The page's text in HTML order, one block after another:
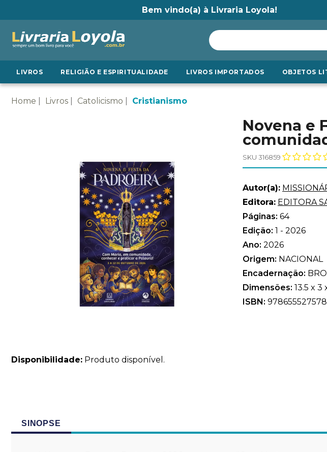
Bem vindo(a) à Livraria Loyola!
LIVROS RELIGIÃO E ESPIRITUALIDADE LIVROS IMPORTADOS OBJETOS
Home Livros Catolicismo Cristianismo
Disponibilidade: Produto disponível.
Novena e
SKU 316859
Autor(a):
Editora: EDITORA
Páginas: 64
Edição: 1 - 2026
Ano: 2026
Origem: NACIONAL
Encadernação:
Dimensões: 13.5 x 3
ISBN:
SINOPSE